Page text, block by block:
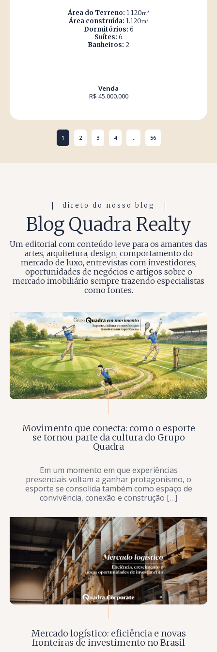
Área do Terreno: 1.120m²
Área construída: 1.120m²
Dormitórios: 6
Suítes: 6
Banheiros: 2
Venda
R$ 45.000.000
1 2 3 4 56
direto do nosso blog
Blog Quadra Realty
Um editorial com conteúdo leve para os amantes das
artes, arquitetura, design, comportamento do
mercado de luxo, entrevistas com investidores,
oportunidades de negócios e artigos sobre o
mercado imobiliário sempre trazendo especialistas
como fontes.
Movimento que conecta: como o esporte
se tornou parte da cultura do Grupo
Quadra
Em um momento em que experiências
presenciais voltam a ganhar protagonismo, o
esporte se consolida também como espaço de
convivência, conexão e construção […]
Mercado logístico: eficiência e novas
fronteiras de investimento no Brasil